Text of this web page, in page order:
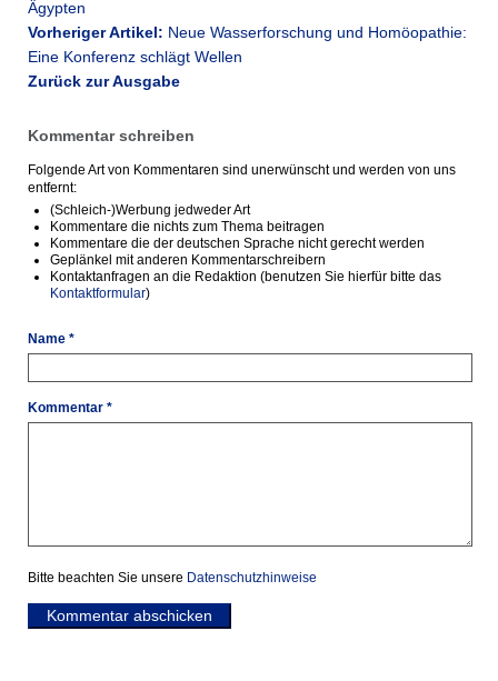
Ägypten
Vorheriger Artikel: Neue Wasserforschung und Homöopathie:
Eine Konferenz schlägt Wellen
Zurück zur Ausgabe
Kommentar schreiben
Folgende Art von Kommentaren sind unerwünscht und werden von uns
entfernt:
(Schleich-)Werbung jedweder Art
Kommentare die nichts zum Thema beitragen
Kommentare die der deutschen Sprache nicht gerecht werden
Geplänkel mit anderen Kommentarschreibern
Kontaktanfragen an die Redaktion (benutzen Sie hierfür bitte das
Kontaktformular)
Name *
Kommentar *
Bitte beachten Sie unsere Datenschutzhinweise
Kommentar abschicken